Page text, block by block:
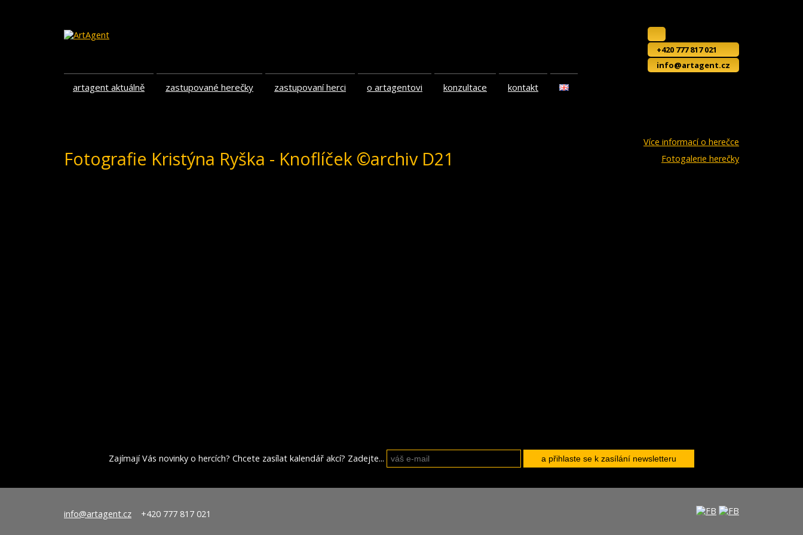
+420 777 817 021
info@artagent.cz
artagent aktuálně zastupované herečky zastupovaní herci o artagentovi konzultace kontakt
Více informací o herečce
Fotogalerie herečky
Fotografie Kristýna Ryška - Knoflíček ©archiv D21
Zajímají Vás novinky o hercích? Chcete zasílat kalendář akcí? Zadejte...
info@artagent.cz +420 777 817 021